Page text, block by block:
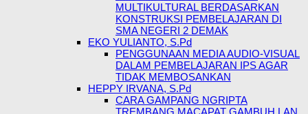
MULTIKULTURAL BERDASARKAN
KONSTRUKSI PEMBELAJARAN DI
SMA NEGERI 2 DEMAK
EKO YULIANTO, S.Pd
PENGGUNAAN MEDIA AUDIO-VISUAL
DALAM PEMBELAJARAN IPS AGAR
TIDAK MEMBOSANKAN
HEPPY IRVANA, S.Pd
CARA GAMPANG NGRIPTA